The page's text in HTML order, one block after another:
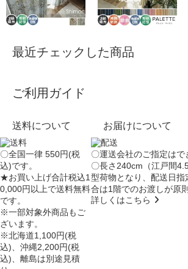
最近チェックした商品
ご利用ガイド
送料について
〇全国一律 550円(税
込)です。
★お買い上げ合計税込1
0,000円以上で送料無料
です。
※一部対象外商品もご
ざいます。
※北海道1,100円(税
込)、沖縄2,200円(税
込)、離島は別途見積
お届けについて
〇運送会社のご指定はで
〇長さ240cm（江戸間
型荷物となり、配送日指
合は1階でのお渡しが原
詳しくはこちら